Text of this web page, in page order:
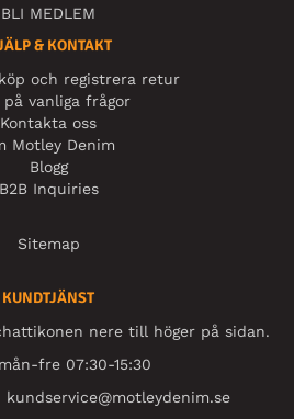
BLI MEDLEM
& KONTAKT
och registrera retur
på vanliga frågor
Kontakta oss
Motley Denim
Blogg
B2B Inquiries
Sitemap
KUNDTJÄNST
nere till höger på sidan.
fre 07:30-15:30
kundservice@motleydenim.se